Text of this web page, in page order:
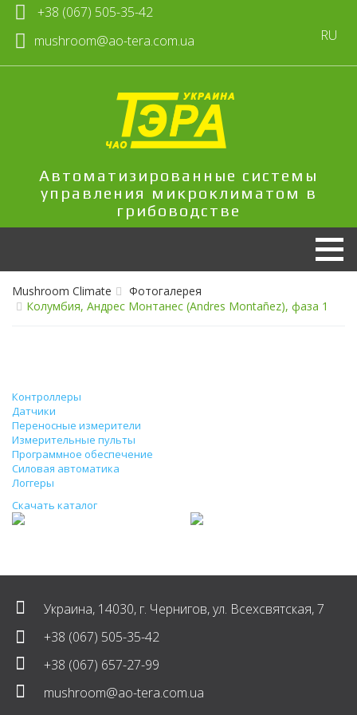
+38 (067) 505-35-42
mushroom@ao-tera.com.ua
RU
Автоматизированные системы
управления микроклиматом в
грибоводстве
Mushroom Climate
Фотогалерея
Колумбия, Андрес Монтанес (Andres Montañez), фаза 1
Контроллеры
Датчики
Переносные измерители
Измерительные пульты
Программное обеспечение
Силовая автоматика
Логгеры
Скачать каталог
Украина, 14030, г. Чернигов, ул. Всехсвятская, 7
+38 (067) 505-35-42
+38 (067) 657-27-99
mushroom@ao-tera.com.ua